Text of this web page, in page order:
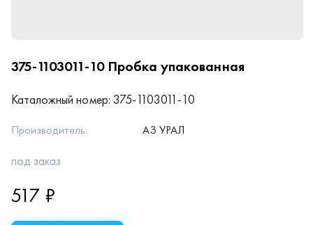
375-1103011-10 Пробка упакованная
Каталожный номер: 375-1103011-10
Производитель: АЗ УРАЛ
под заказ
517 ₽